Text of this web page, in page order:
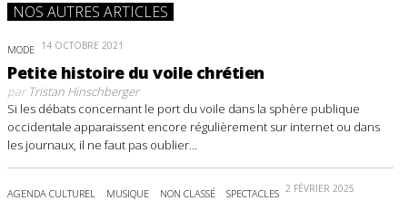
NOS AUTRES ARTICLES
MODE 14 OCTOBRE 2021
Petite histoire du voile chrétien
parTristan Hinschberger
Si les débats concernant le port du voile dans la sphère publique
occidentale apparaissent encore régulièrement sur internet ou dans
les journaux, il ne faut pas oublier...
AGENDA CULTUREL MUSIQUE NON CLASSÉ SPECTACLES 2 FÉVRIER 2025